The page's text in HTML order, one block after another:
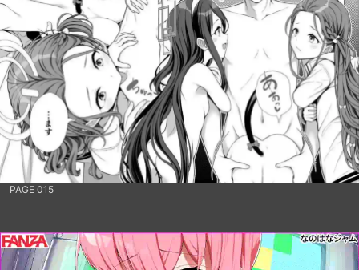
PAGE 015